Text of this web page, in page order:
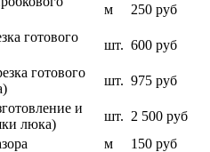
м
250 руб
готового
шт. 600 руб
готового
шт. 975 руб
и
люка)
шт. 2 500 руб
м
150 руб